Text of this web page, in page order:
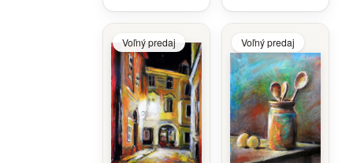
Voľný predaj Voľný predaj